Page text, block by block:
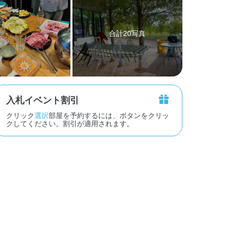
合計20写真
入札イベント割引
クリック選択部屋を予約するには、ボタンをクリッ
クしてください。割引が適用されます。